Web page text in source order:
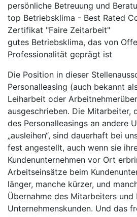
persönliche Betreuung und
top Betriebsklima - Best Rated
Zertifikat "Faire Zeitarbeit"
gutes Betriebsklima, das von
Professionalität geprägt ist
Die Position in dieser
Personalleasing (auch bekannt
Leiharbeit oder
ausgeschrieben. Die Mitarbeiter,
des Personalleasings an andere
„ausleihen“, sind dauerhaft bei
fest angestellt, auch wenn sie
Kundenunternehmen vor Ort
Arbeitseinsätze beim
länger, manche kürzer, und
Übernahme des Mitarbeiters und
Unternehmenskunden. Und das